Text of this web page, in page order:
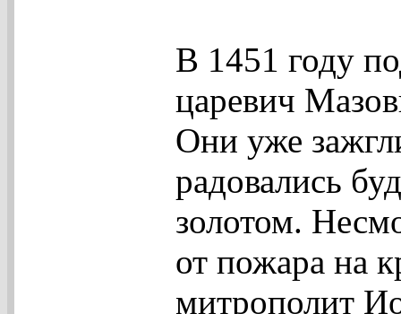
В 1451 году
царевич
Они уже
радовались
золотом.
от пожара на
митрополит